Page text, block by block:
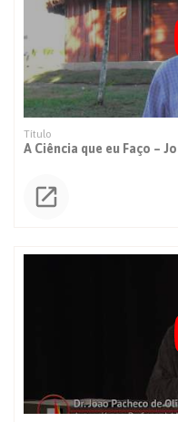
A Ciência que eu Faço –